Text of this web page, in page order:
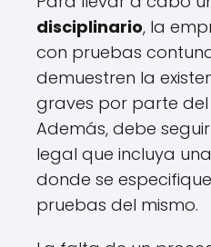
disciplinario, la
con pruebas
demuestren la
graves por parte
Además, debe
legal que incluya
donde se
pruebas del mismo.